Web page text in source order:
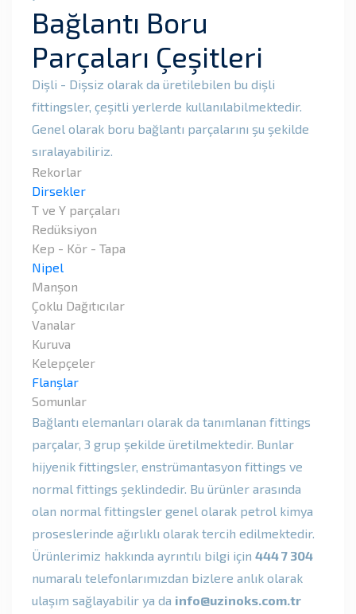
Bağlantı Boru
Parçaları Çeşitleri
Dişli - Dişsiz olarak da üretilebilen bu dişli
fittingsler, çeşitli yerlerde kullanılabilmektedir.
Genel olarak boru bağlantı parçalarını şu şekilde
sıralayabiliriz.
Rekorlar
Dirsekler
T ve Y parçaları
Redüksiyon
Kep - Kör - Tapa
Nipel
Manşon
Çoklu Dağıtıcılar
Vanalar
Kuruva
Kelepçeler
Flanşlar
Somunlar
Bağlantı elemanları olarak da tanımlanan fittings
parçalar, 3 grup şekilde üretilmektedir. Bunlar
hijyenik fittingsler, enstrümantasyon fittings ve
normal fittings şeklindedir. Bu ürünler arasında
olan normal fittingsler genel olarak petrol kimya
proseslerinde ağırlıklı olarak tercih edilmektedir.
Ürünlerimiz hakkında ayrıntılı bilgi için 444 7 304
numaralı telefonlarımızdan bizlere anlık olarak
ulaşım sağlayabilir ya da info@uzinoks.com.tr